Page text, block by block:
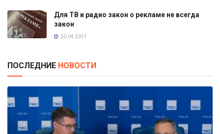
Для ТВ и радио закон о рекламе не всегда
закон
20.04.2017
ПОСЛЕДНИЕ НОВОСТИ